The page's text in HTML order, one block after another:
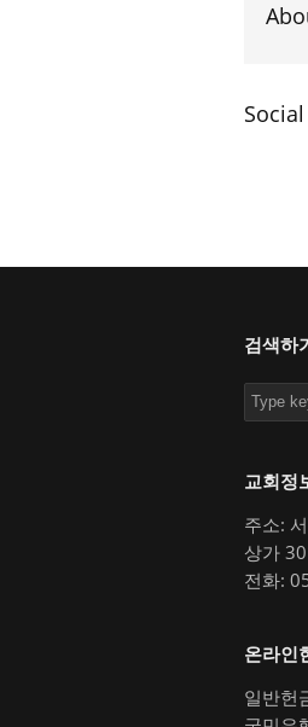
검색하
교회정
주소:
상가
전화:
온라인
일반헌